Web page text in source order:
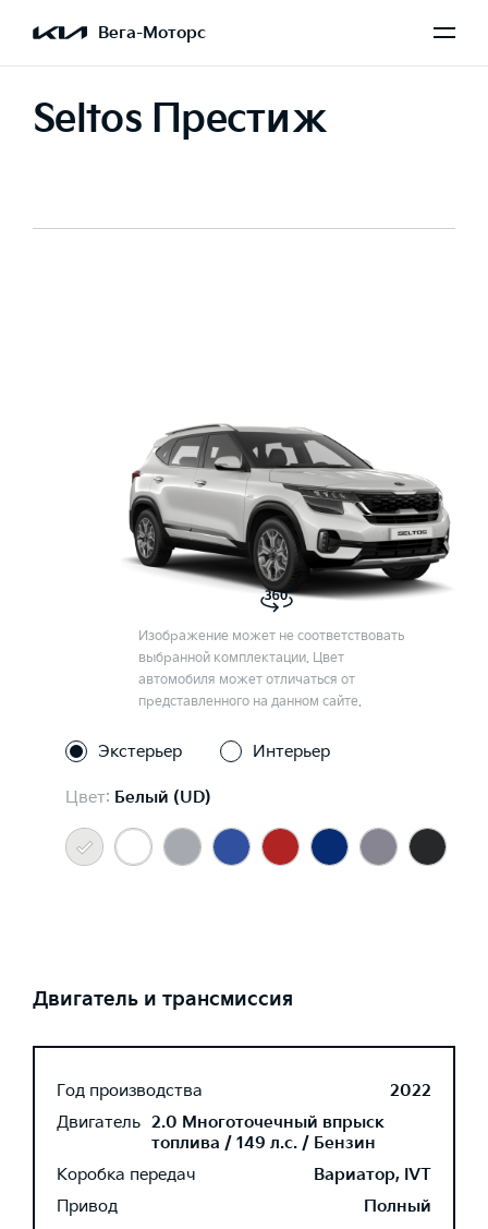
Вега-Моторс
Seltos Престиж
Изображение может не соответствовать
выбранной комплектации. Цвет
автомобиля может отличаться от
представленного на данном сайте.
Экстерьер Интерьер
Цвет: Белый (UD)
Двигатель и трансмиссия
Год производства
2022
Двигатель 2.0 Многоточечный впрыск
топлива / 149 л.с. / Бензин
Коробка передач
Вариатор, IVT
Привод
Полный